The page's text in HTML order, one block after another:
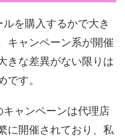
を購入するかで大き
キャンペーン系が開催
きな差異がない限りは
です。
ャンペーンは代理店
に開催されており、私